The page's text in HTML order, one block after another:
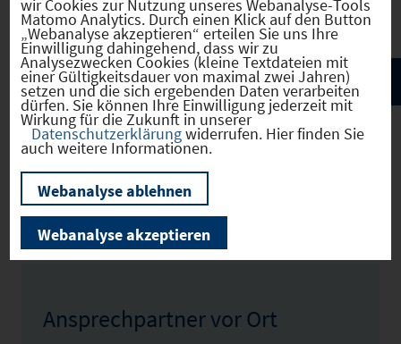
Zwiesel(09276148)
Zum Profil
Ansprechpartner vor Ort
wir Cookies zur Nutzung unseres Webanalyse-Tools
Matomo Analytics. Durch einen Klick auf den Button
„Webanalyse akzeptieren“ erteilen Sie uns Ihre
Einwilligung dahingehend, dass wir zu
Analysezwecken Cookies (kleine Textdateien mit
einer Gültigkeitsdauer von maximal zwei Jahren)
setzen und die sich ergebenden Daten verarbeiten
dürfen. Sie können Ihre Einwilligung jederzeit mit
Wirkung für die Zukunft in unserer
Datenschutzerklärungwiderrufen. Hier finden Sie
auch weitere Informationen.
Webanalyse ablehnen
Webanalyse akzeptieren